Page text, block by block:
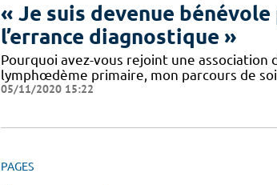
« Je suis devenue
l’errance diagnostique »
Pourquoi avez-vous rejoint une
lymphœdème primaire, mon parcours de
05/11/2020 15:22
PAGES